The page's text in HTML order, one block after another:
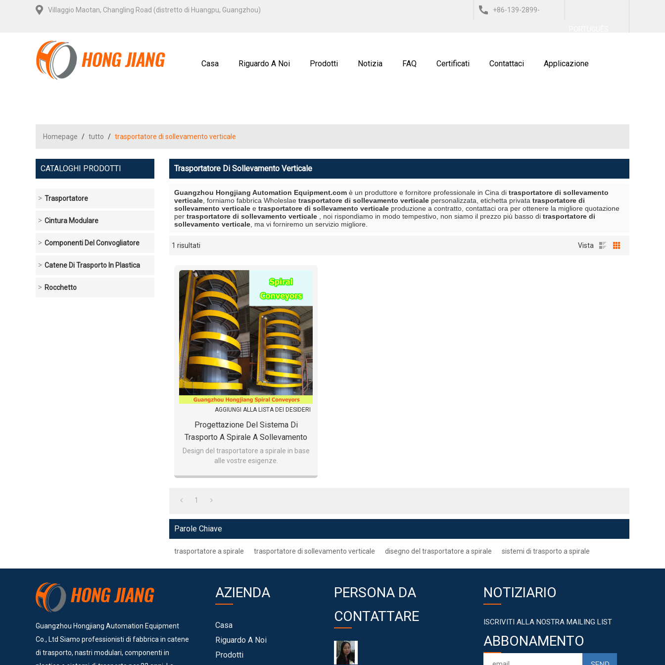
Villaggio Maotan, Changling Road (distretto di Huangpu, Guangzhou) +86-139-2899-
Casa Riguardo A Noi Prodotti Notizia FAQ Certificati Contattaci Applicazione
Homepage / tutto / trasportatore di sollevamento verticale
CATALOGHI PRODOTTI
Trasportatore
Cintura Modulare
Componenti Del Convogliatore
Catene Di Trasporto In Plastica
Rocchetto
Trasportatore Di Sollevamento Verticale
Guangzhou Hongjiang Automation Equipment.com è un produttore e fornitore professionale in Cina di trasportatore di sollevamento
verticale , forniamo fabbrica Wholeslae trasportatore di sollevamento verticale personalizzata, etichetta privata trasportatore di
sollevamento verticale e trasportatore di sollevamento verticale produzione a contratto, contattaci ora per ottenere la migliore quotazione
per trasportatore di sollevamento verticale , noi rispondiamo in modo tempestivo, non siamo il prezzo più basso di trasportatore di
sollevamento verticale , ma vi forniremo un servizio migliore.
1 risultati Vista
vetrina
AGGIUNGI ALLA LISTA DEI DESIDERI
Progettazione Del Sistema Di
Trasporto A Spirale A Sollevamento
Verticale A Catena Flessibile
Design del trasportatore a spirale in base
alle vostre esigenze.
sollevamento verticale tra i
1
Parole Chiave
trasportatore a spirale trasportatore di sollevamento verticale disegno del trasportatore a spirale sistemi di trasporto a spirale
Guangzhou Hongjiang Automation Equipment
Co., Ltd Siamo professionisti di fabbrica in catene
di trasporto, nastri modulari, componenti in
AZIENDA
Casa
Riguardo A Noi
Prodotti
PERSONA DA
CONTATTARE
NOTIZIARIO
ISCRIVITI ALLA NOSTRA MAILING LIST
ABBONAMENTO